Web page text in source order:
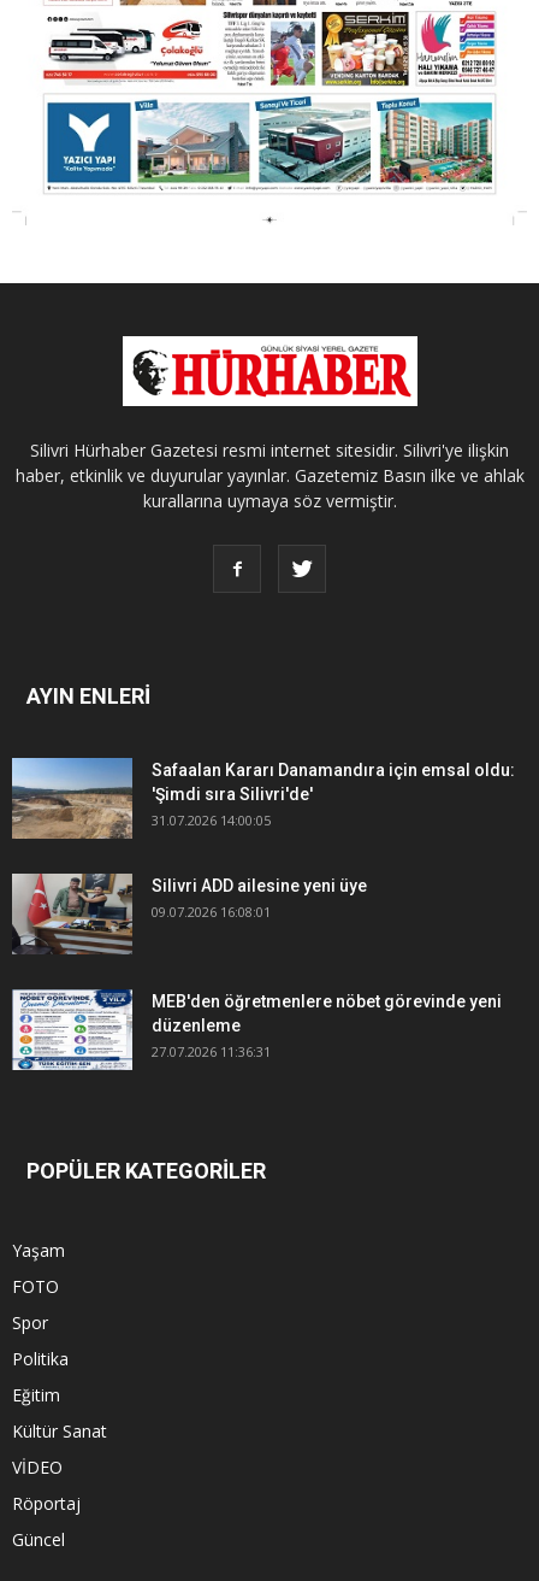
Silivri Hürhaber Gazetesi resmi internet sitesidir. Silivri'ye ilişkin
haber, etkinlik ve duyurular yayınlar. Gazetemiz Basın ilke ve ahlak
kurallarına uymaya söz vermiştir.
AYIN ENLERİ
Safaalan Kararı Danamandıra için emsal oldu:
'Şimdi sıra Silivri'de'
31.07.2026 14:00:05
Silivri ADD ailesine yeni üye
09.07.2026 16:08:01
MEB'den öğretmenlere nöbet görevinde yeni
düzenleme
27.07.2026 11:36:31
POPÜLER KATEGORİLER
Yaşam
FOTO
Spor
Politika
Eğitim
Kültür Sanat
VİDEO
Röportaj
Güncel